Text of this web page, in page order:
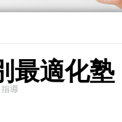
最適化
導